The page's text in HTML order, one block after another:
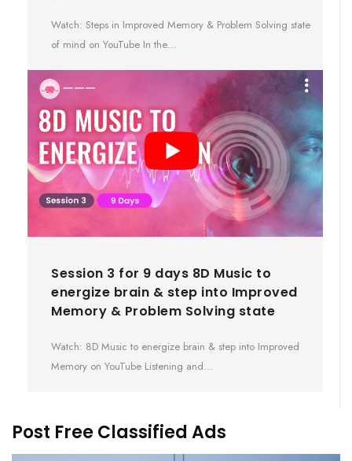
Watch: Steps in Improved Memory & Problem Solving state
of mind on YouTube In the…
Session 3 for 9 days 8D Music to
energize brain & step into Improved
Memory & Problem Solving state
Watch: 8D Music to energize brain & step into Improved
Memory on YouTube Listening and…
Post Free Classified Ads